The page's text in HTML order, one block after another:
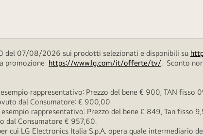
07/08/2026 sui prodotti selezionati e disponibili su
promozione https://www.lg.com/it/offerte/tv/. Sconto
rappresentativo: Prezzo del bene € 900, TAN fisso
dal Consumatore: € 900,00
rappresentativo: Prezzo del bene € 849, Tan fisso
dal Consumatore € 957,60.
cui LG Electronics Italia S.p.A. opera quale intermediario